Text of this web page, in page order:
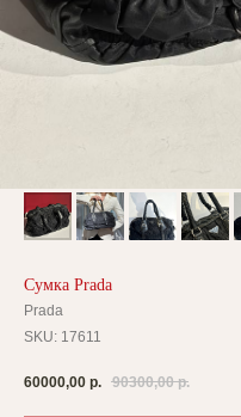
Сумка Prada
Prada
SKU: 17611
60000,00 р. 90300,00 р.